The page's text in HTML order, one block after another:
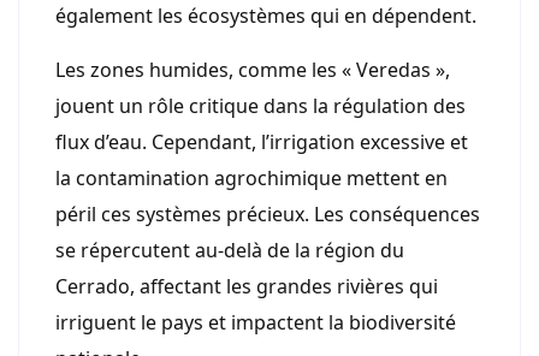
également les écosystèmes qui en dépendent.
Les zones humides, comme les « Veredas »,
jouent un rôle critique dans la régulation des
flux d’eau. Cependant, l’irrigation excessive et
la contamination agrochimique mettent en
péril ces systèmes précieux. Les conséquences
se répercutent au-delà de la région du
Cerrado, affectant les grandes rivières qui
irriguent le pays et impactent la biodiversité